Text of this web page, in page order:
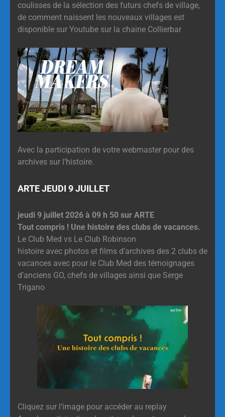
coulisses de la sélection des futurs chefs de village,
de comment naissent les nouveaux villages est
disponible sur Youtube sur la chaine Collierbar
Avec la participation de votre webmaster pour des
archives sur l’histoire.
ARTE JEUDI 9 JUILLET
jeudi 9 juillet 2026 à 09 h 50 sur ARTE
Tout compris ! Une histoire des clubs de vacances.
Le Club Med vs Le Club Robinson
histoire avec photos et films d’archives des 2 clubs de
vacances avec pour le Club Med des témoignages
d’anciens GO, chefs de villages ainsi que Serge
Trigano
Cliquez sur l’image pour accéder au replay